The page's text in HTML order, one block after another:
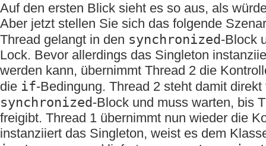
Auf den ersten Blick sieht es so aus, als
Aber jetzt stellen Sie sich das folgende
Thread gelangt in den synchronized-Block
Lock. Bevor allerdings das Singleton
werden kann, übernimmt Thread 2 die
die if-Bedingung. Thread 2 steht damit direkt
synchronized-Block und muss warten, bis
freigibt. Thread 1 übernimmt nun wieder die
instanziiert das Singleton, weist es dem